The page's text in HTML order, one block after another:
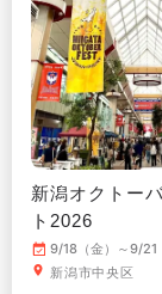
新潟オクトー
ト2026
9/18（金）～9/21
新潟市中央区